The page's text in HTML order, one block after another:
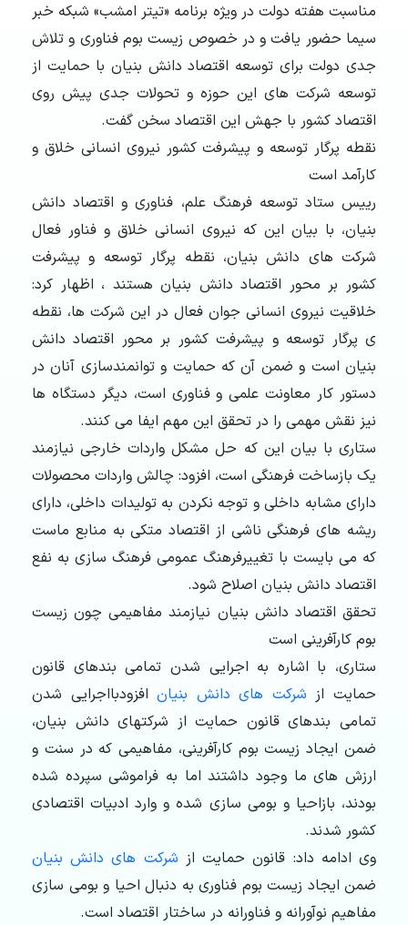
مناسبت هفته دولت در ویژه برنامه «تیتر امشب» شبکه خبر
سیما حضور یافت و در خصوص زیست بوم فناوری و تلاش
جدی دولت برای توسعه اقتصاد دانش بنیان با حمایت از
توسعه شرکت های این حوزه و تحولات جدی پیش روی
اقتصاد کشور با جهش این اقتصاد سخن گفت.
نقطه پرگار توسعه و پیشرفت کشور نیروی انسانی خلاق و
کارآمد است
رییس ستاد توسعه فرهنگ علم، فناوری و اقتصاد دانش
بنیان، با بیان این که نیروی انسانی خلاق و فناور فعال
شرکت های دانش بنیان، نقطه پرگار توسعه و پیشرفت
کشور بر محور اقتصاد دانش بنیان هستند ، اظهار کرد:
خلاقیت نیروی انسانی جوان فعال در این شرکت ها، نقطه
ی پرگار توسعه و پیشرفت کشور بر محور اقتصاد دانش
بنیان است و ضمن آن که حمایت و توانمندسازی آنان در
دستور کار معاونت علمی و فناوری است، دیگر دستگاه ها
نیز نقش مهمی را در تحقق این مهم ایفا می کنند.
ستاری با بیان این که حل مشکل واردات خارجی نیازمند
یک بازساخت فرهنگی است، افزود: چالش واردات محصولات
دارای مشابه داخلی و توجه نکردن به تولیدات داخلی، دارای
ریشه های فرهنگی ناشی از اقتصاد متکی به منابع ماست
که می بایست با تغییرفرهنگ عمومی فرهنگ سازی به نفع
اقتصاد دانش بنیان اصلاح شود.
تحقق اقتصاد دانش بنیان نیازمند مفاهیمی چون زیست
بوم کارآفرینی است
ستاری، با اشاره به اجرایی شدن تمامی بندهای قانون
حمایت از شرکت های دانش بنیان افزودبااجرایی شدن
تمامی بندهای قانون حمایت از شرکتهای دانش بنیان،
ضمن ایجاد زیست بوم کارآفرینی، مفاهیمی که در سنت و
ارزش های ما وجود داشتند اما به فراموشی سپرده شده
بودند، بازاحیا و بومی سازی شده و وارد ادبیات اقتصادی
کشور شدند.
وی ادامه داد: قانون حمایت از شرکت های دانش بنیان
ضمن ایجاد زیست بوم فناوری به دنبال احیا و بومی سازی
مفاهیم نوآورانه و فناورانه در ساختار اقتصاد است.